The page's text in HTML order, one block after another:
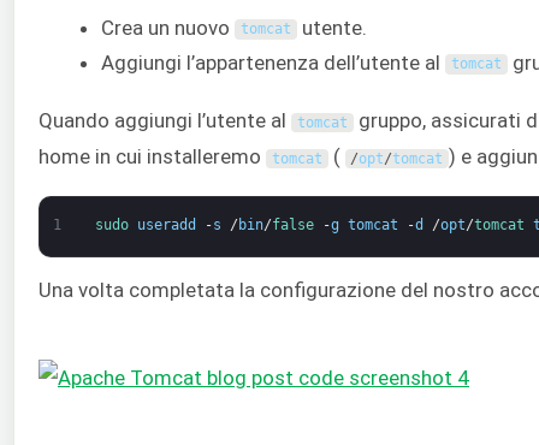
Crea un nuovo tomcat utente.
Aggiungi l’appartenenza dell’utente al
tomcat
Quando aggiungi l’utente al tomcat gruppo, assicurati
home in cui installeremo
tomcat ( /opt/tomcat ) e
1 sudo useradd -s / bin/false -g tomcat -d /opt/tomcat
Una volta completata la configurazione del nostro